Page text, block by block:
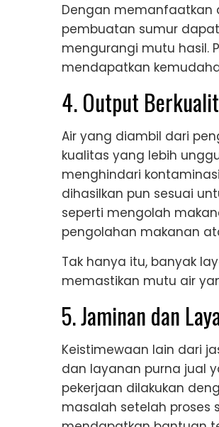
Dengan memanfaatkan
pembuatan sumur
mengurangi mutu hasil.
mendapatkan
4. Output
Air yang diambil dari
kualitas yang lebih
menghindari
dihasilkan pun sesuai
seperti mengolah
pengolahan makanan
Tak hanya itu, banyak
memastikan mutu air
5. Jaminan dan
Keistimewaan lain dari
dan layanan purna jual
pekerjaan dilakukan
masalah setelah proses